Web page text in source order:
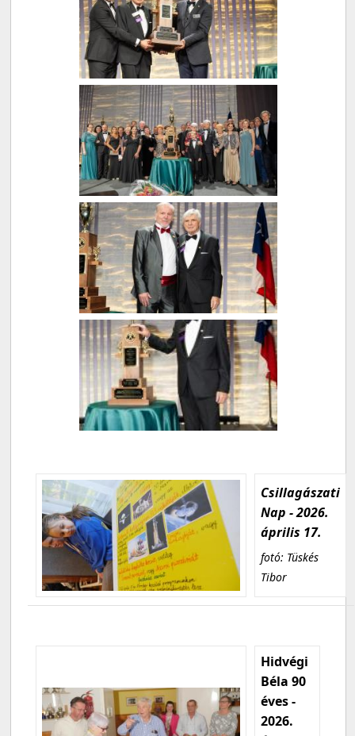
Csillagászati
Nap - 2026.
április 17.
fotó: Tüskés
Tibor
Hidvégi
Béla 90
éves -
2026.